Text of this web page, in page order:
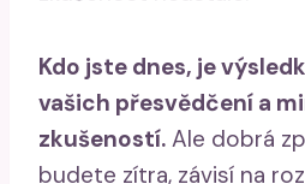
Kdo jste dnes, je
vašich přesvědčení a
zkušeností. Ale dobrá
budete zítra, závisí na